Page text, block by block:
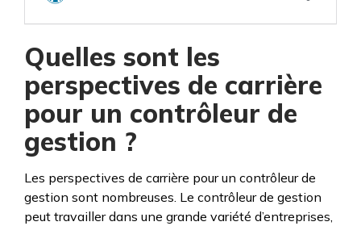
Quelles sont les
perspectives de carrière
pour un contrôleur de
gestion ?
Les perspectives de carrière pour un contrôleur de
gestion sont nombreuses. Le contrôleur de gestion
peut travailler dans une grande variété d’entreprises,